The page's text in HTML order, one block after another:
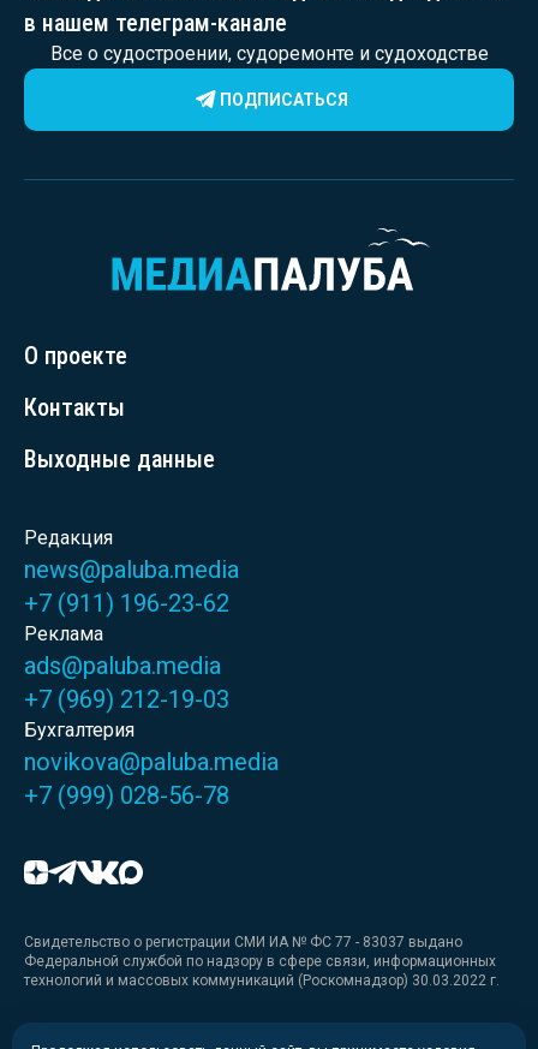
в нашем телеграм-канале
Все о судостроении, судоремонте и судоходстве
ПОДПИСАТЬСЯ
О проекте
Контакты
Выходные данные
Редакция
news@paluba.media
+7 (911) 196-23-62
Реклама
ads@paluba.media
+7 (969) 212-19-03
Бухгалтерия
novikova@paluba.media
+7 (999) 028-56-78
Свидетельство о регистрации СМИ ИА № ФС 77 - 83037 выдано
Федеральной службой по надзору в сфере связи, информационных
технологий и массовых коммуникаций (Роскомнадзор) 30.03.2022 г.